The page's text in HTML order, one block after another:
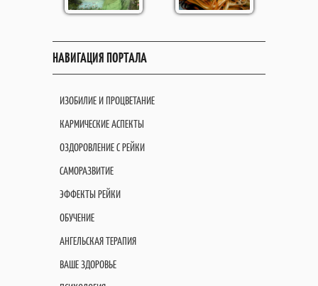
НАВИГАЦИЯ ПОРТАЛА
ИЗОБИЛИЕ И ПРОЦВЕТАНИЕ
КАРМИЧЕСКИЕ АСПЕКТЫ
ОЗДОРОВЛЕНИЕ С РЕЙКИ
САМОРАЗВИТИЕ
ЭФФЕКТЫ РЕЙКИ
ОБУЧЕНИЕ
АНГЕЛЬСКАЯ ТЕРАПИЯ
ВАШЕ ЗДОРОВЬЕ